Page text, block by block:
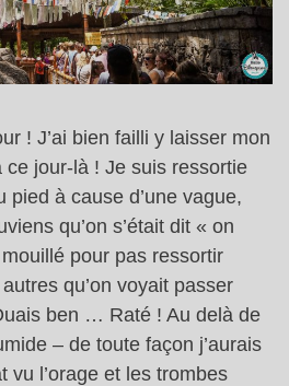
! J’ai bien failli y laisser mon
ce jour-là ! Je suis ressortie
pied à cause d’une vague,
qu’on s’était dit « on
pour pas ressortir
qu’on voyait passer
ben … Raté ! Au delà de
– de toute façon j’aurais
vu l’orage et les trombes